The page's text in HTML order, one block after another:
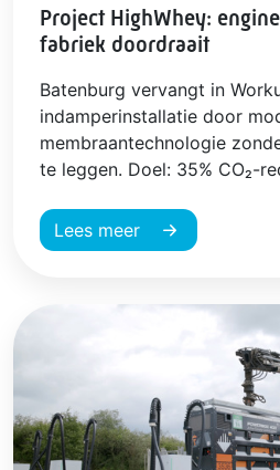
Project HighWhey:
fabriek doordraait
Batenburg vervangt in
indamperinstallatie door
membraantechnologie
te leggen. Doel: 35% CO₂-
Lees meer